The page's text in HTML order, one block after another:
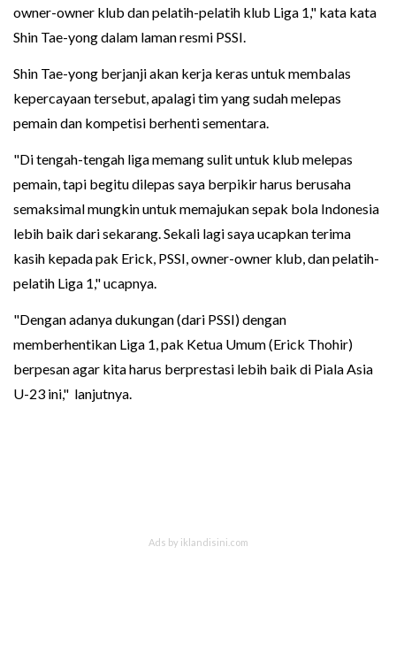
owner-owner klub dan pelatih-pelatih klub Liga 1," kata kata
Shin Tae-yong dalam laman resmi PSSI.
Shin Tae-yong berjanji akan kerja keras untuk membalas
kepercayaan tersebut, apalagi tim yang sudah melepas
pemain dan kompetisi berhenti sementara.
"Di tengah-tengah liga memang sulit untuk klub melepas
pemain, tapi begitu dilepas saya berpikir harus berusaha
semaksimal mungkin untuk memajukan sepak bola Indonesia
lebih baik dari sekarang. Sekali lagi saya ucapkan terima
kasih kepada pak Erick, PSSI, owner-owner klub, dan pelatih-
pelatih Liga 1," ucapnya.
"Dengan adanya dukungan (dari PSSI) dengan
memberhentikan Liga 1, pak Ketua Umum (Erick Thohir)
berpesan agar kita harus berprestasi lebih baik di Piala Asia
U-23 ini," lanjutnya.